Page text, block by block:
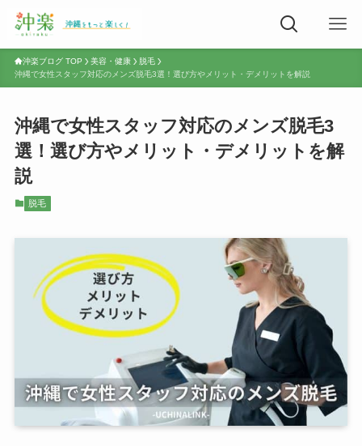
沖楽ブログ TOP 美容・健康
脱毛
沖縄で女性スタッフ対応のメンズ脱毛3選！選び方やメリット・デメリットを解説
沖縄で女性スタッフ対応のメンズ脱毛3
選！選び方やメリット・デメリットを解
説
脱毛